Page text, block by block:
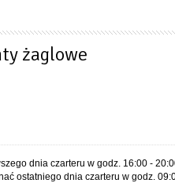
żaglowe
dnia czarteru w godz. 16:00 -
ostatniego dnia czarteru w godz.